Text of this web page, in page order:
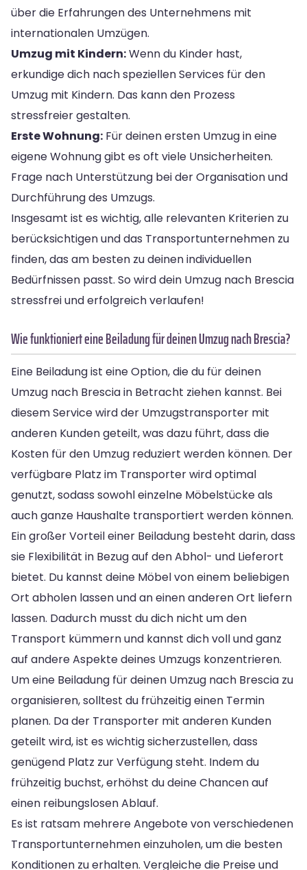
über die Erfahrungen des Unternehmens mit
internationalen Umzügen.
Umzug mit Kindern:Wenn du Kinder hast,
erkundige dich nach speziellen Services für den
Umzug mit Kindern. Das kann den Prozess
stressfreier gestalten.
Erste Wohnung: Für deinen ersten Umzug in eine
eigene Wohnung gibt es oft viele Unsicherheiten.
Frage nach Unterstützung bei der Organisation und
Durchführung des Umzugs.
Insgesamt ist es wichtig, alle relevanten Kriterien zu
berücksichtigen und das Transportunternehmen zu
finden, das am besten zu deinen individuellen
Bedürfnissen passt. So wird dein Umzug nach Brescia
stressfrei und erfolgreich verlaufen!
Wie funktioniert eine Beiladung für deinen Umzug nach Brescia?
Eine Beiladung ist eine Option, die du für deinen
Umzug nach Brescia in Betracht ziehen kannst. Bei
diesem Service wird der Umzugstransporter mit
anderen Kunden geteilt, was dazu führt, dass die
Kosten für den Umzug reduziert werden können. Der
verfügbare Platz im Transporter wird optimal
genutzt, sodass sowohl einzelne Möbelstücke als
auch ganze Haushalte transportiert werden können.
Ein großer Vorteil einer Beiladung besteht darin, dass
sie Flexibilität in Bezug auf den Abhol- und Lieferort
bietet. Du kannst deine Möbel von einem beliebigen
Ort abholen lassen und an einen anderen Ort liefern
lassen. Dadurch musst du dich nicht um den
Transport kümmern und kannst dich voll und ganz
auf andere Aspekte deines Umzugs konzentrieren.
Um eine Beiladung für deinen Umzug nach Brescia zu
organisieren, solltest du frühzeitig einen Termin
planen. Da der Transporter mit anderen Kunden
geteilt wird, ist es wichtig sicherzustellen, dass
genügend Platz zur Verfügung steht. Indem du
frühzeitig buchst, erhöhst du deine Chancen auf
einen reibungslosen Ablauf.
Es ist ratsam mehrere Angebote von verschiedenen
Transportunternehmen einzuholen, um die besten
Konditionen zu erhalten. Vergleiche die Preise und